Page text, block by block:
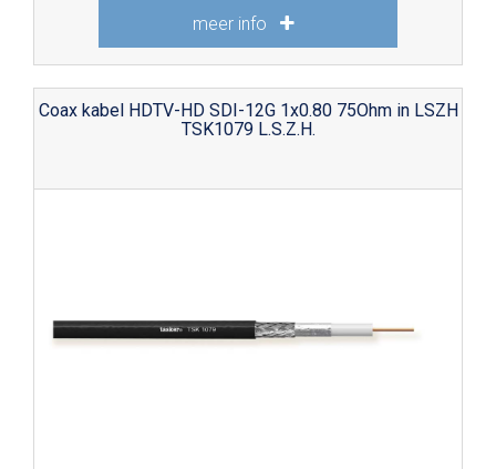
meer info
Coax kabel HDTV-HD SDI-12G 1x0.80 75Ohm in LSZH
TSK1079 L.S.Z.H.